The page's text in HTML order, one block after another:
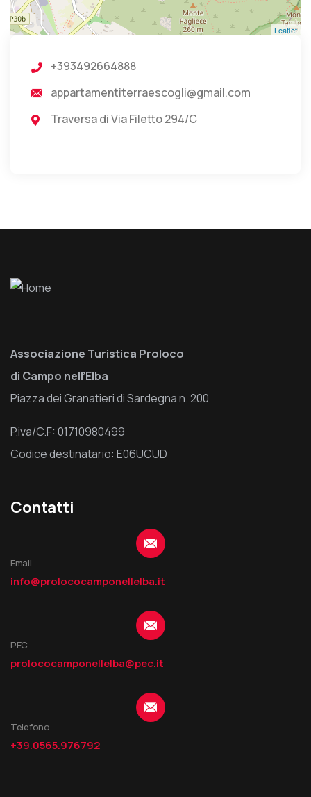
Leaflet
+393492664888
appartamentiterraescogli@gmail.com
Traversa di Via Filetto 294/C
Associazione Turistica Proloco
di Campo nell’Elba
Piazza dei Granatieri di Sardegna n. 200
P.iva/C.F: 01710980499
Codice destinatario: E06UCUD
Contatti
Email
info@prolococamponellelba.it
PEC
prolococamponellelba@pec.it
Telefono
+39.0565.976792